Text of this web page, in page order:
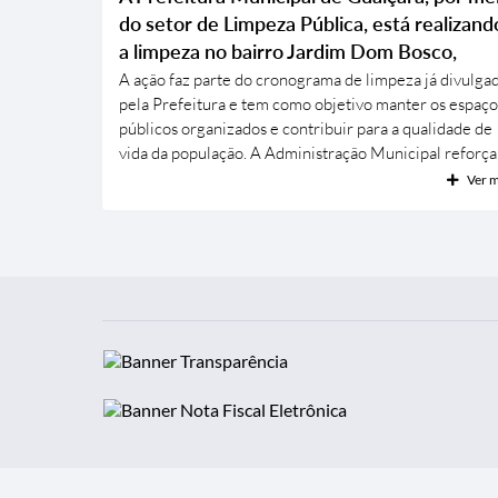
contribuindo para uma cidade mais limpa, organizada
segura. 🤝 A colaboração de todos faz a diferença.
Ajude...
do setor de Limpeza Pública, está
a limpeza no bairro Jardim Dom Bosco,
promovendo um ambiente mais limpo,
seguro e agradável para toda a comuni
A ação faz parte do cronograma de limpeza já
pela Prefeitura e tem como objetivo manter os
públicos organizados e contribuir para a qualidade de
vida da população. A Administração Municipal
importância da colaboração de todos para que o
Ver